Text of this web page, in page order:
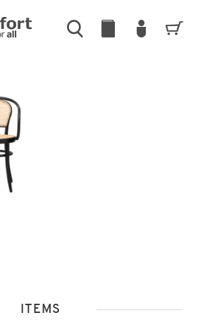
ITEMS